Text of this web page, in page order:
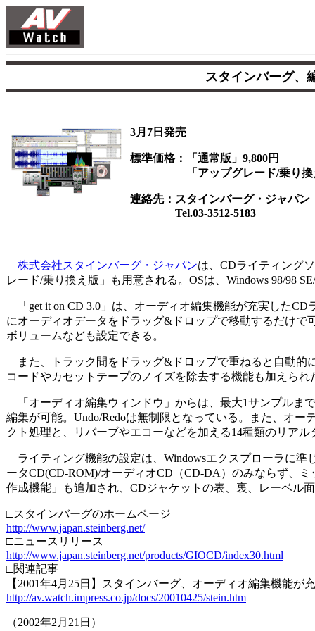
スタインバーグ、
3月7日発売
標準価格：「通常版」9,800円
「アップグレード/乗り換え
連絡先：スタインバーグ・ジャパン
Tel.03-3512-5183
株式会社スタインバーグ・ジャパンは、CDライティング
レード/乗り換え版」も用意される。OSは、Windows 98/98
「get it on CD 3.0」は、オーディオ編集機能が充実した
にオーディオデータをドラッグ&ドロップで移動するだけで
ボリュームなども設定できる。
また、トラック間をドラッグ&ドロップで重ねると自動的
コードやカセットテープのノイズを除去する機能も加えられ
「オーディオ編集ウィンドウ」からは、最大1サンプルま
編集が可能。Undo/Redoは無制限となっている。また、オ
クト処理と、リバーブやエコーなどを加える14種類のリアル
ライティング機能の設定は、Windowsエクスプローラに
ータCD(CD-ROM)/オーディオCD（CD-DA）のみならず、
作成機能」も追加され、CDジャケットの表、裏、レーベル
□スタインバーグのホームページ
http://www.japan.steinberg.net/
□ニュースリリース
http://www.japan.steinberg.net/products/GIOCD/index30.html
□関連記事
【2001年4月25日】スタインバーグ、オーディオ編集機能が
http://av.watch.impress.co.jp/docs/20010425/stein.htm
（2002年2月21日）